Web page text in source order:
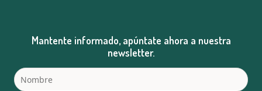
Mantente informado, apúntate ahora a nuestra
newsletter.